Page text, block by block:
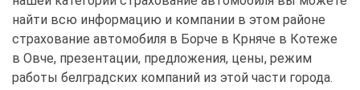
найти всю информацию и компании в этом районе
страхование автомобиля в Борче в Крняче в Котеже
в Овче, презентации, предложения, цены, режим
работы белградских компаний из этой части города.